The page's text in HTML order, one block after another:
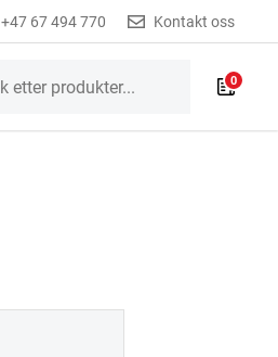
+47 67 494 770 Kontakt oss
0